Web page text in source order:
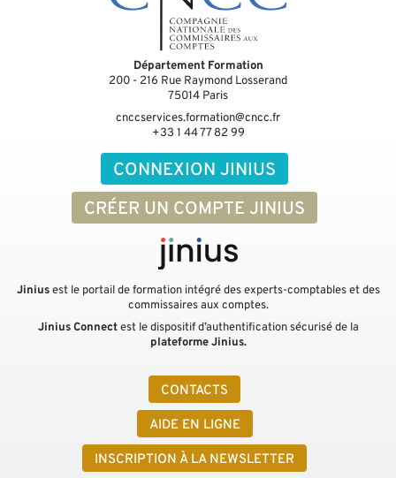
CONNEXION JINIUS
CRÉER UN COMPTE JINIUS
CONTACTS
AIDE EN LIGNE
INSCRIPTION À LA NEWSLETTER
Département Formation
200 - 216 Rue Raymond Losserand
75014 Paris
cnccservices.formation@cncc.fr
+33 1 44 77 82 99
Jiniusest le portail de formation intégré des experts-comptables et des
commissaires aux comptes.
Jinius Connectest le dispositif d’authentification sécurisé de la
plateforme Jinius.